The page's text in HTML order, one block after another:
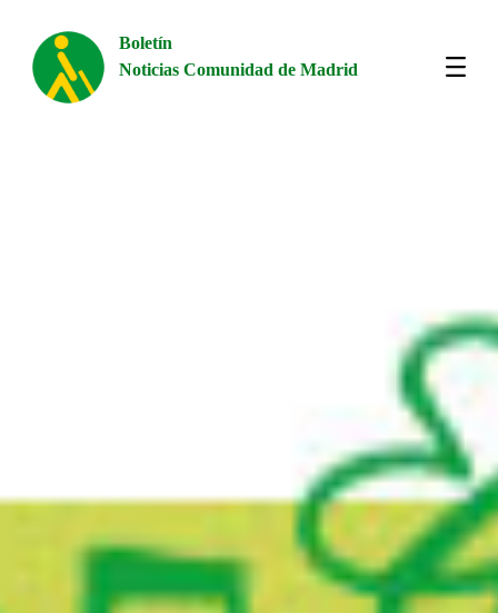
Boletín
Noticias Comunidad de Madrid